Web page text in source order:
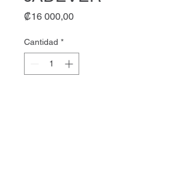
₡16 000,00Precio
Cantidad *